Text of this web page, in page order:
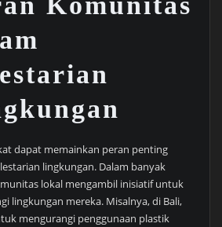
dapat memainkan peran penting
lingkungan. Dalam banyak
lokal mengambil inisiatif untuk
lingkungan mereka. Misalnya, di Bali,
mengurangi penggunaan plastik